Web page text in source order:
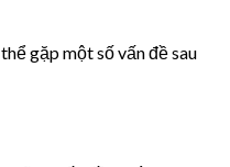
gặp một số vấn đề sau